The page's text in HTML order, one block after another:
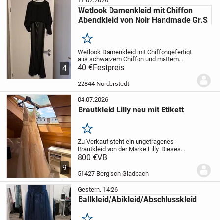
4
Wetlook Damenkleid mit Chiffon
Abendkleid von Noir Handmade Gr.S
Merken
Wetlook Damenkleid mit Chiffongefertigt
aus schwarzem Chiffon und mattem
Wetlook-Material.
vorne ein Reißverschluss.
Chiffon-Oberteiles wurde mit schwarzen...
40 €Festpreis
22844 Norderstedt
9
04.07.2026
Brautkleid Lilly neu mit Etikett
Merken
Zu Verkauf steht ein ungetragenes
Brautkleid von der Marke Lilly. Dieses
wurde 2020 im Store in Köln gekauft.
Hochzeit ausgefallen. Das Kleid ist neu
800 €VB
51427 Bergisch Gladbach
Gestern, 14:26
Ballkleid/Abikleid/Abschlusskleid